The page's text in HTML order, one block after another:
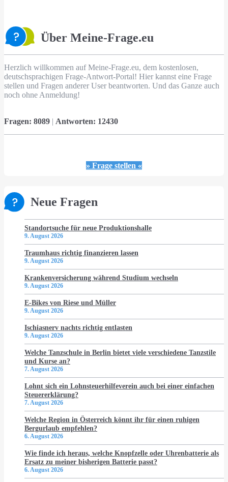
Über Meine-Frage.eu
Herzlich willkommen auf Meine-Frage.eu, dem kostenlosen,
deutschsprachigen Frage-Antwort-Portal! Hier kannst eine Frage
stellen und Fragen anderer User beantworten. Und das Ganze auch
noch ohne Anmeldung!
Fragen: 8089 | Antworten: 12430
» Frage stellen «
Neue Fragen
Standortsuche für neue Produktionshalle
9. August 2026
Traumhaus richtig finanzieren lassen
9. August 2026
Krankenversicherung während Studium wechseln
9. August 2026
E-Bikes von Riese und Müller
9. August 2026
Ischiasnerv nachts richtig entlasten
9. August 2026
Welche Tanzschule in Berlin bietet viele verschiedene Tanzstile
und Kurse an?
7. August 2026
Lohnt sich ein Lohnsteuerhilfeverein auch bei einer einfachen
Steuererklärung?
7. August 2026
Welche Region in Österreich könnt ihr für einen ruhigen
Bergurlaub empfehlen?
6. August 2026
Wie finde ich heraus, welche Knopfzelle oder Uhrenbatterie als
Ersatz zu meiner bisherigen Batterie passt?
6. August 2026